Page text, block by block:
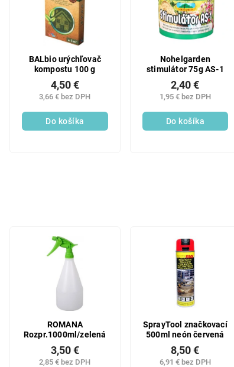
BALbio urýchľovač
kompostu 100 g
3,66 € bez DPH
4,50 €
Do košíka
Nohelgarden
stimulátor 75g AS-1
1,95 € bez DPH
2,40 €
Do košíka
ROMANA
Rozpr.1000ml/zelená
2,85 € bez DPH
3,50 €
SprayTool značkovací
500ml neón červená
6,91 € bez DPH
8,50 €